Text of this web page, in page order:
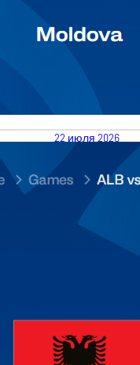
22 июля 2026
23.07.2026
Division C
Читать далее